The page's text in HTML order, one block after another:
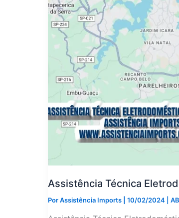
Assistência Técnica
PorAssistência Imports 10/02/2024